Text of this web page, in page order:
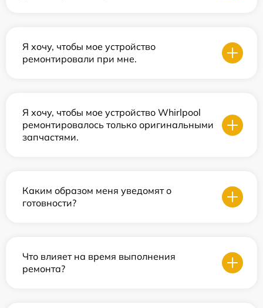
Я хочу, чтобы мое устройство
ремонтировали при мне.
Я хочу, чтобы мое устройство Whirlpool
ремонтировалось только оригинальными
запчастями.
Каким образом меня уведомят о
готовности?
Что влияет на время выполнения
ремонта?